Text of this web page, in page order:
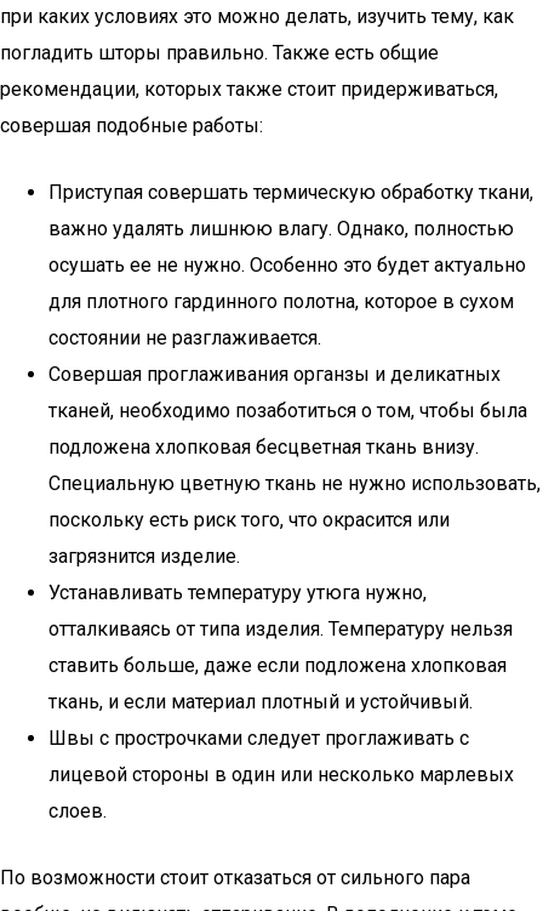
при каких условиях это можно делать, изучить тему, как
погладить шторы правильно. Также есть общие
рекомендации, которых также стоит придерживаться,
совершая подобные работы:
Приступая совершать термическую обработку ткани,
важно удалять лишнюю влагу. Однако, полностью
осушать ее не нужно. Особенно это будет актуально
для плотного гардинного полотна, которое в сухом
состоянии не разглаживается.
Совершая проглаживания органзы и деликатных
тканей, необходимо позаботиться о том, чтобы была
подложена хлопковая бесцветная ткань внизу.
Специальную цветную ткань не нужно использовать,
поскольку есть риск того, что окрасится или
загрязнится изделие.
Устанавливать температуру утюга нужно,
отталкиваясь от типа изделия. Температуру нельзя
ставить больше, даже если подложена хлопковая
ткань, и если материал плотный и устойчивый.
Швы с прострочками следует проглаживать с
лицевой стороны в один или несколько марлевых
слоев.
По возможности стоит отказаться от сильного пара